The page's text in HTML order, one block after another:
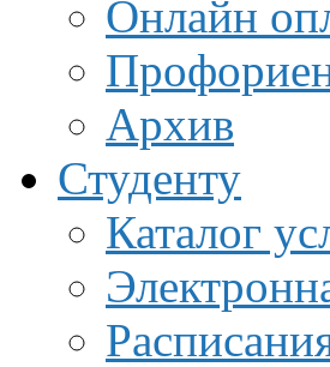
Онлайн
Архив
Студенту
Каталог